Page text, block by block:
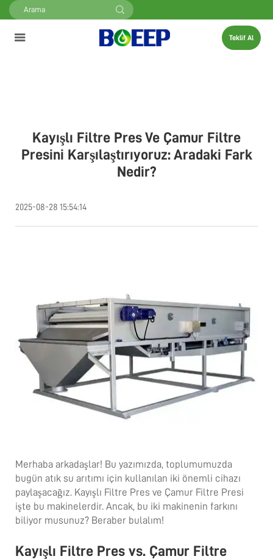
Teklif Al
Kayışlı Filtre Pres Ve Çamur Filtre
Presini Karşılaştırıyoruz: Aradaki Fark
Nedir?
2025-08-28 15:54:14
Merhaba arkadaşlar! Bu yazımızda, toplumumuzda
bugün atık su arıtımı için kullanılan iki önemli cihazı
paylaşacağız. Kayışlı Filtre Pres ve Çamur Filtre Presi
işte bu makinelerdir. Ancak, bu iki makinenin farkını
biliyor musunuz? Beraber bulalım!
Kayışlı Filtre Pres vs. Çamur Filtre